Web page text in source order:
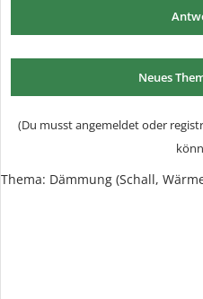
Neues
(Du musst angemeldet oder
Thema: Dämmung (Schall,